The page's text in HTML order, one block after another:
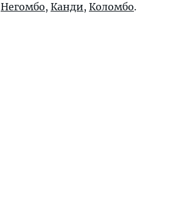
Негомбо, Канди, Коломбо.